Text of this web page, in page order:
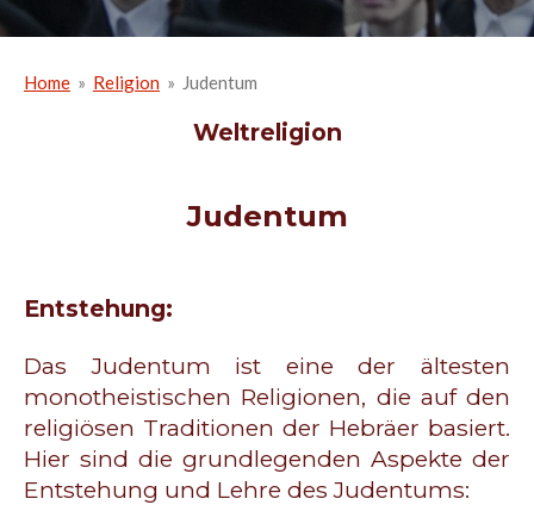
Home » Religion » Judentum
Weltreligion
Judentum
Entstehung:
Das Judentum ist eine der ältesten
monotheistischen Religionen, die auf den
religiösen Traditionen der Hebräer basiert.
Hier sind die grundlegenden Aspekte der
Entstehung und Lehre des Judentums: